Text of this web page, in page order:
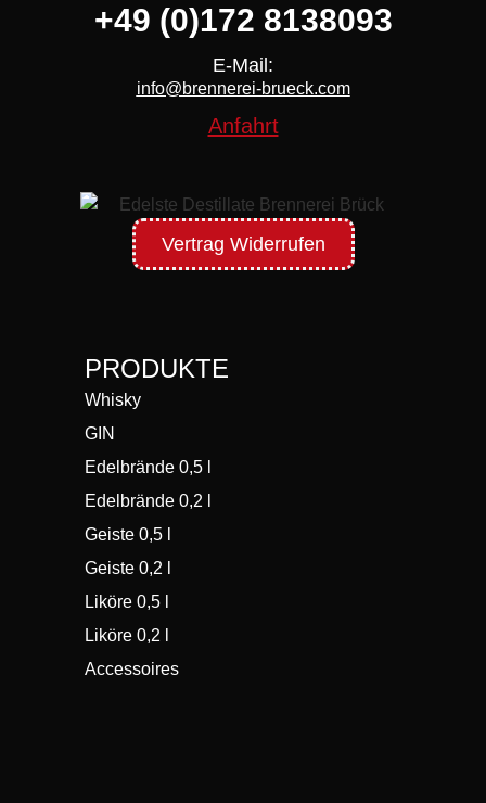
+49 (0)172 8138093
E-Mail:
info@brennerei-brueck.com
Anfahrt
Vertrag Widerrufen
PRODUKTE
Whisky
GIN
Edelbrände 0,5 l
Edelbrände 0,2 l
Geiste 0,5 l
Geiste 0,2 l
Liköre 0,5 l
Liköre 0,2 l
Accessoires